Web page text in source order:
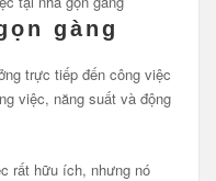
gàng
trực tiếp đến công việc
việc, năng suất và động
rất hữu ích, nhưng nó